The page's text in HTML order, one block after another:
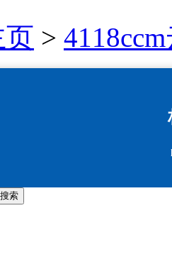
页 >
搜索